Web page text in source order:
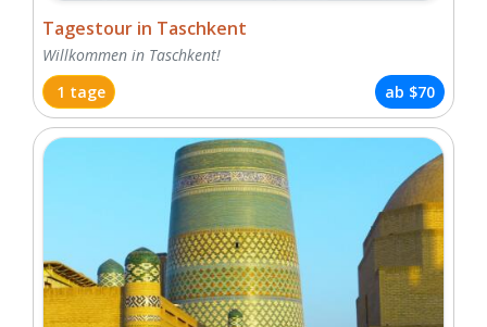
Tagestour in Taschkent
Willkommen in Taschkent!
1 tage
ab $70